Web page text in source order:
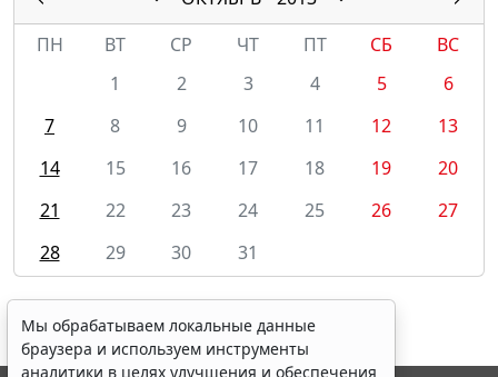
ПН
ВТ СР ЧТ ПТ СБ
ВС
1
2 3 4 5
6
7
8 9 10 11 12
13
14
15 16 17 18 19
20
21
22 23 24 25 26
27
28
29 30 31
Мы обрабатываем локальные данные
браузера и используем инструменты
аналитики в целях улучшения и обеспечения